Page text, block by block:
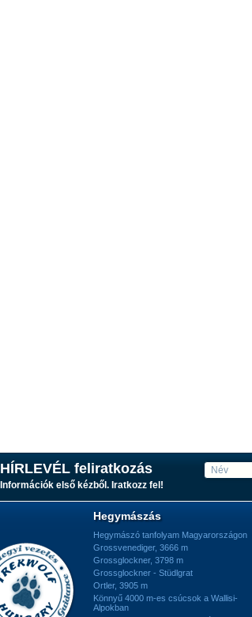
HÍRLEVÉL feliratkozás
Információk első kézből. Iratkozz fel!
Hegymászás
Hegymászó tanfolyam Magyarországon
Grossvenediger, 3666 m
Grossglockner, 3798 m
Grossglockner - Stüdlgrat
Ortler, 3905 m
Könnyű 4000 m-es csúcsok a Wallisi-
Alpokban